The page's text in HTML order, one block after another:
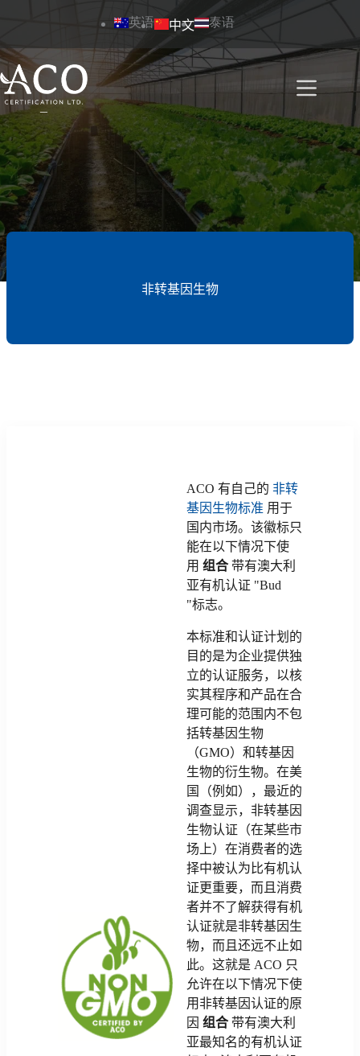
内
英语 中文 泰语
非转基因生物
ACO 有自己的 非转
基因生物标准 用于
国内市场。该徽标只
能在以下情况下使
用 组合 带有澳大利
亚有机认证 "Bud
"标志。
本标准和认证计划的
目的是为企业提供独
立的认证服务，以核
实其程序和产品在合
理可能的范围内不包
括转基因生物
（GMO）和转基因
生物的衍生物。在美
国（例如），最近的
调查显示，非转基因
生物认证（在某些市
场上）在消费者的选
择中被认为比有机认
证更重要，而且消费
者并不了解获得有机
认证就是非转基因生
物，而且还远不止如
此。这就是 ACO 只
允许在以下情况下使
用非转基因认证的原
因 组合 带有澳大利
亚最知名的有机认证